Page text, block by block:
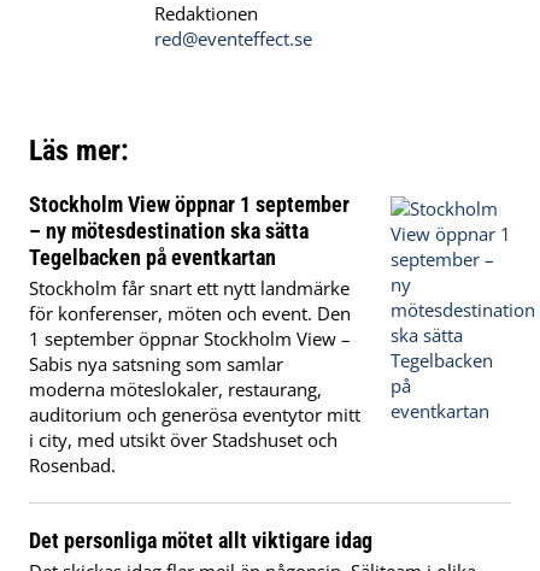
Redaktionen
red@eventeffect.se
Läs mer:
Stockholm View öppnar 1 september
– ny mötesdestination ska sätta
Tegelbacken på eventkartan
Stockholm får snart ett nytt landmärke
för konferenser, möten och event. Den
1 september öppnar Stockholm View –
Sabis nya satsning som samlar
moderna möteslokaler, restaurang,
auditorium och generösa eventytor mitt
i city, med utsikt över Stadshuset och
Rosenbad.
Det personliga mötet allt viktigare idag